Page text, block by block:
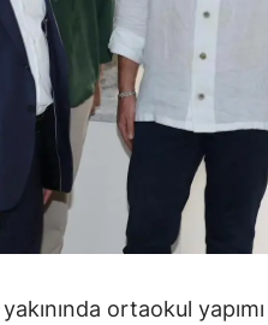
Aksaray
Bayburt
Karaman
Kırıkkale
Batman
Şırnak
Bartınortaokul